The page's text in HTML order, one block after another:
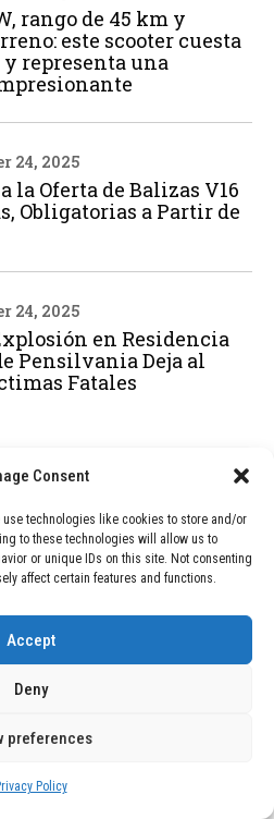
Consent
use technologies like cookies to store and/or
to these technologies will allow us to
or unique IDs on this site. Not consenting
affect certain features and functions.
Accept
Deny
preferences
Policy
rango de 45 km y
este scooter cuesta
y representa una
24, 2025
la Oferta de Balizas V16
Obligatorias a Partir de
24, 2025
en Residencia
Pensilvania Deja al
Fatales